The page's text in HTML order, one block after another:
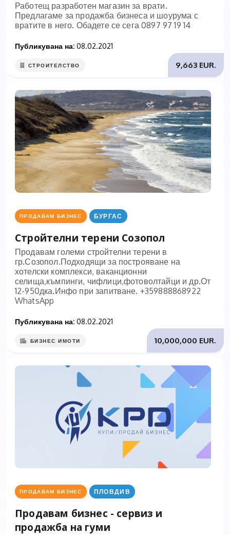
Работещ разработен магазин за врати.
Предлагаме за продажба бизнеса и шоурума с
вратите в него. Обадете се сега 0897 97 19 14
Публикувана на: 08.02.2021
9,663 EUR.
СТРОИТЕЛСТВО
ПРОДАВАМ БИЗНЕС БУРГАС
Стройтелни терени Созопол
Продавам големи стройтелни терени в
гр.Созопол.Подходящи за построяване на
хотелски комплекси, ваканционни
селища,къмпинги, чифлици,фотоволтайци и др.От
12-950дка.Инфо при запитване. +359888868922
WhatsApp
Публикувана на: 08.02.2021
10,000,000 EUR.
БИЗНЕС ИМОТИ
ПРОДАВАМ БИЗНЕС ПЛОВДИВ
Продавам бизнес - сервиз и
продажба на гуми